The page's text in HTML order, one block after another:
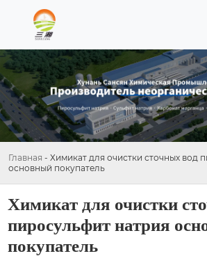
Главная - Химикат для очистки сточных вод
основный покупатель
Химикат для очистки
пиросульфит натрия
покупатель